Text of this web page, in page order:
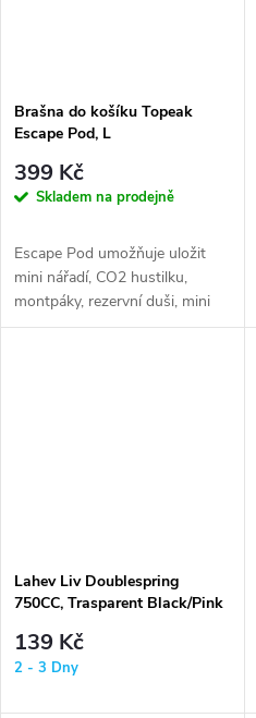
Brašna do košíku Topeak
Escape Pod, L
399 Kč
Skladem na prodejně
Escape Pod umožňuje uložit
mini nářadí, CO2 hustilku,
montpáky, rezervní duši, mini
pumpu nebo jakékoli
Lahev Liv Doublespring
750CC, Trasparent Black/Pink
139 Kč
2 - 3 Dny